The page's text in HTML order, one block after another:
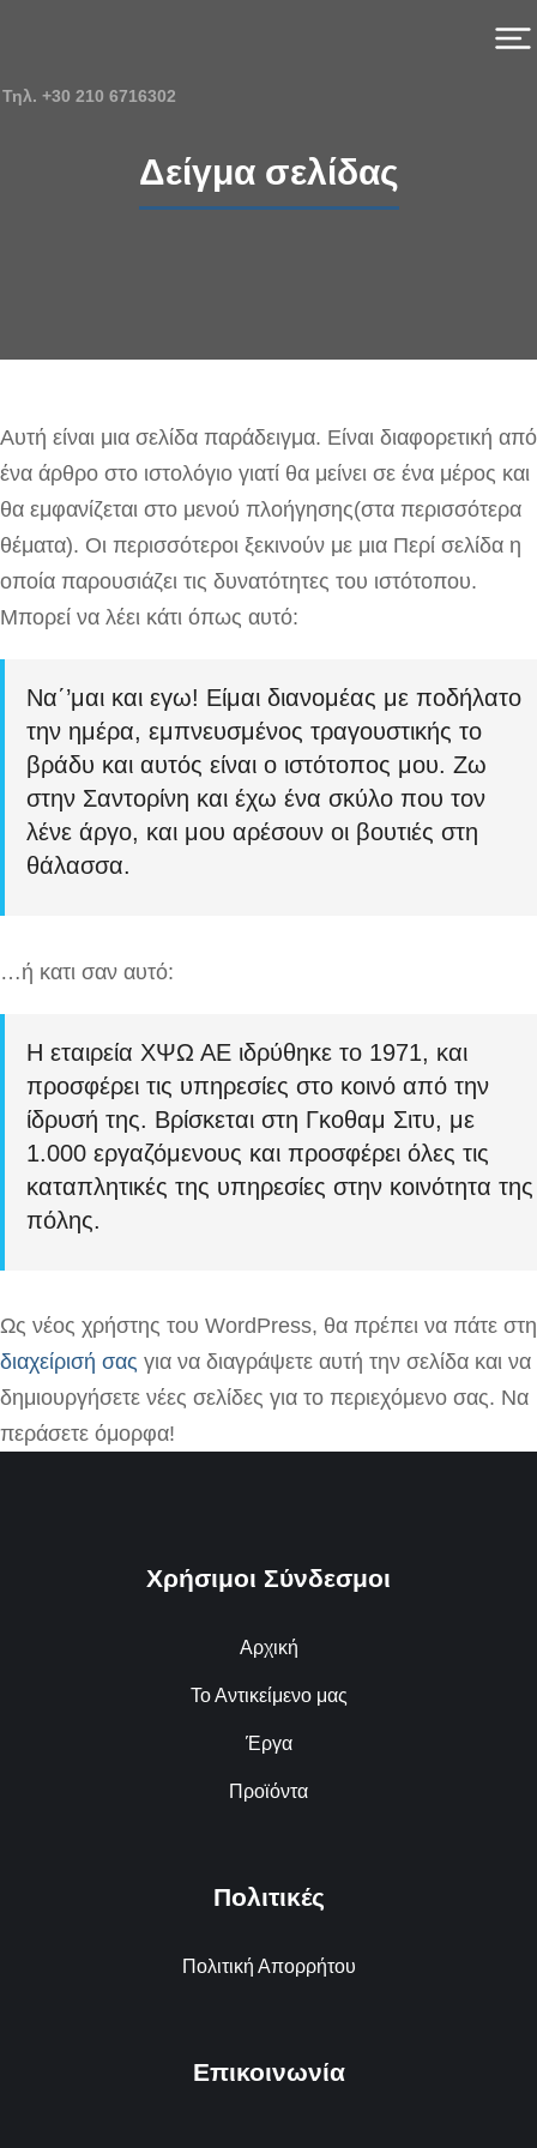
Τηλ. +30 210 6716302
Δείγμα σελίδας
Αυτή είναι μια σελίδα παράδειγμα. Είναι διαφορετική από
ένα άρθρο στο ιστολόγιο γιατί θα μείνει σε ένα μέρος και
θα εμφανίζεται στο μενού πλοήγησης(στα περισσότερα
θέματα). Οι περισσότεροι ξεκινούν με μια Περί σελίδα η
οποία παρουσιάζει τις δυνατότητες του ιστότοπου.
Μπορεί να λέει κάτι όπως αυτό:
Να΄’μαι και εγω! Είμαι διανομέας με ποδήλατο
την ημέρα, εμπνευσμένος τραγουστικής το
βράδυ και αυτός είναι ο ιστότοπος μου. Ζω
στην Σαντορίνη και έχω ένα σκύλο που τον
λένε άργο, και μου αρέσουν οι βουτιές στη
θάλασσα.
…ή κατι σαν αυτό:
Η εταιρεία ΧΨΩ ΑΕ ιδρύθηκε το 1971, και
προσφέρει τις υπηρεσίες στο κοινό από την
ίδρυσή της. Βρίσκεται στη Γκοθαμ Σιτυ, με
1.000 εργαζόμενους και προσφέρει όλες τις
καταπλητικές της υπηρεσίες στην κοινότητα της
πόλης.
Ως νέος χρήστης του WordPress, θα πρέπει να πάτε στη
διαχείρισή σας για να διαγράψετε αυτή την σελίδα και να
δημιουργήσετε νέες σελίδες για το περιεχόμενο σας. Να
περάσετε όμορφα!
Χρήσιμοι Σύνδεσμοι
Αρχική
Το Αντικείμενο μας
Έργα
Προϊόντα
Πολιτικές
Πολιτική Απορρήτου
Επικοινωνία